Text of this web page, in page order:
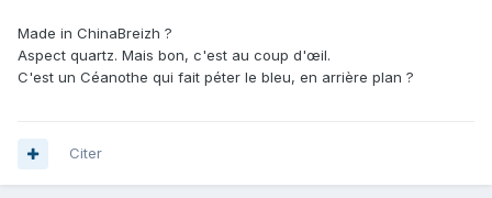
Made in ChinaBreizh ?
Aspect quartz. Mais bon, c'est au coup d'œil.
C'est un Céanothe qui fait péter le bleu, en arrière plan ?
Citer